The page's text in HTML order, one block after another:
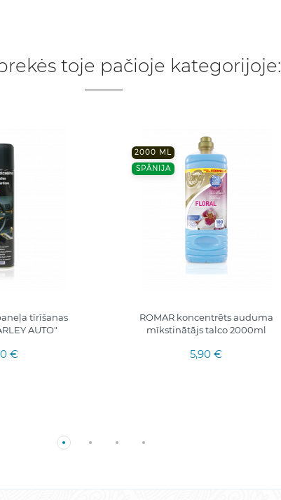
toje pačioje kategorijoje:
tīrīšanas
AUTO"
€
2000 ML
SPĀNIJA
ROMAR koncentrēts auduma
mīkstinātājs talco 2000ml
5,90 €